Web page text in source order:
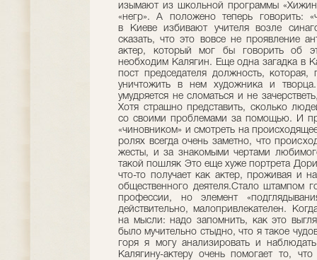
изымают из школьной программы
«негр». А положено теперь говорить:
в Киеве избивают учителя возле
сказать, что это вовсе не проявление
актер, который мог бы говорить об
необходим Калягин. Еще одна загадка в
пост председателя должность,
уничтожить в нем художника и
умудряется не сломаться и не
Хотя страшно представить, сколько
со своими проблемами за помощью. И
«чиновником» и смотреть на
ролях всегда очень заметно, что
жесты, и за знакомыми чертами
такой пошляк Это еще хуже портрета
что-то получает как актер, проживая и
общественного деятеля.Стало штампом
профессии, но элемент
действительно, малопривлекателен.
на мысли: надо запомнить, как это
было мучительно стыдно, что я такое
горя я могу анализировать и
Калягину-актеру очень помогает то,